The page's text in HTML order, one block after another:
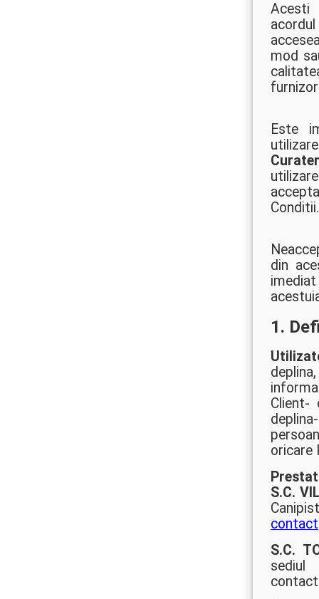
Acesti
mod
Este
Conditii.
din
1.
Client-
oricare
S.C.
S.C.
sediul